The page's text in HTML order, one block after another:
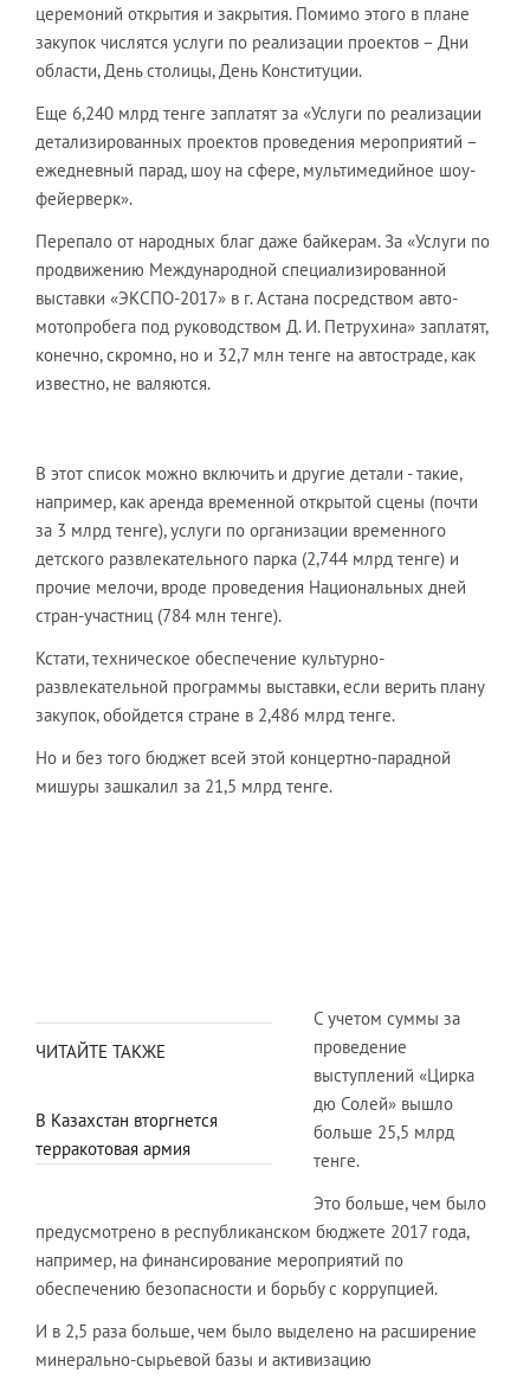
церемоний открытия и закрытия. Помимо этого в плане
закупок числятся услуги по реализации проектов – Дни
области, День столицы, День Конституции.
Еще 6,240 млрд тенге заплатят за «Услуги по реализации
детализированных проектов проведения мероприятий –
ежедневный парад, шоу на сфере, мультимедийное шоу-
фейерверк».
Перепало от народных благ даже байкерам. За «Услуги по
продвижению Международной специализированной
выставки «ЭКСПО-2017» в г. Астана посредством авто-
мотопробега под руководством Д. И. Петрухина» заплатят,
конечно, скромно, но и 32,7 млн тенге на автостраде, как
известно, не валяются.
В этот список можно включить и другие детали - такие,
например, как аренда временной открытой сцены (почти
за 3 млрд тенге), услуги по организации временного
детского развлекательного парка (2,744 млрд тенге) и
прочие мелочи, вроде проведения Национальных дней
стран-участниц (784 млн тенге).
Кстати, техническое обеспечение культурно-
развлекательной программы выставки, если верить плану
закупок, обойдется стране в 2,486 млрд тенге.
Но и без того бюджет всей этой концертно-парадной
мишуры зашкалил за 21,5 млрд тенге.
ЧИТАЙТЕ ТАКЖЕ
В Казахстан вторгнется
терракотовая армия
С учетом суммы за
проведение
выступлений «Цирка
дю Солей» вышло
больше 25,5 млрд
тенге.
Это больше, чем было
предусмотрено в республиканском бюджете 2017 года,
например, на финансирование мероприятий по
обеспечению безопасности и борьбу с коррупцией.
И в 2,5 раза больше, чем было выделено на расширение
минерально-сырьевой базы и активизацию